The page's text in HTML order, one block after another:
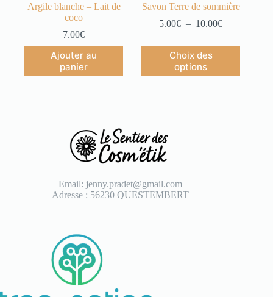
Argile blanche – Lait de
coco
7.00€
Ajouter au
panier
Savon Terre de sommière
5.00€ – 10.00€
Choix des
options
Email: jenny.pradet@gmail.com
Adresse : 56230 QUESTEMBERT